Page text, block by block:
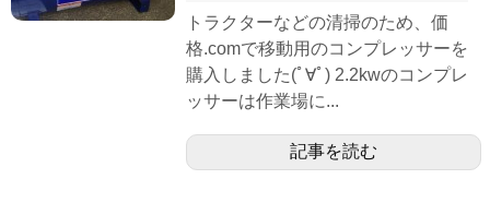
トラクターなどの清掃のため、価
格.comで移動用のコンプレッサーを
購入しました(ﾟ∀ﾟ) 2.2kwのコンプレ
ッサーは作業場に...
記事を読む